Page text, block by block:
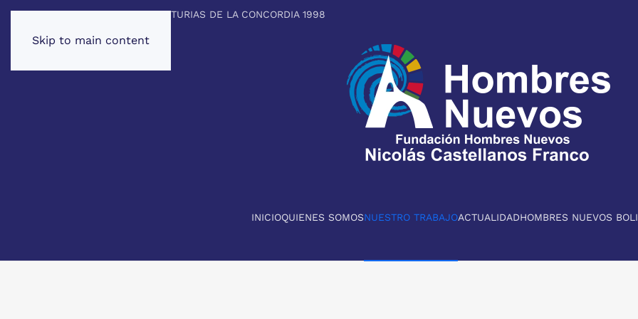
Skip to main content
PREMIO PRINCIPE DE ASTURIAS DE LA CONCORDIA 1998
INICIOQUIENES SOMOSNUESTRO TRABAJOACTUALIDADHOMBRES NUEVOS